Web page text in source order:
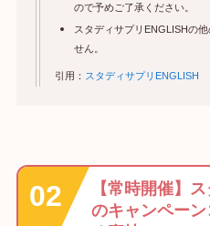
ので予めご了承ください。
スタディサプリENGLISHの
せん。
引用： スタディサプリENGLISH
【常時開催】
のキャンペー